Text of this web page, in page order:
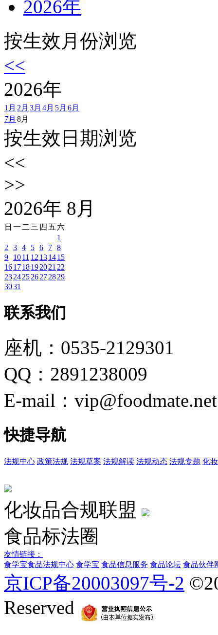
2026年
按生效月份浏览
<<
2026年
1月 2月 3月 4月 5月 6月
7月 8月
按生效日期浏览
<<
>>
2026年 8 月
日 一 二 三 四 五 六
1
2
3 4 5 6 7 8
9
1011 12 131415
161718192021 22
23242526272829
3031
联系我们
座机：0535-2129301
QQ：2891238009
E-mail：vip@foodmate.net
快捷导航
法规中心 政策法规 法规草案 法规解读 法规动态 法规专题 化
化妆品合规联盟
食品标法圈
友情链接：
食学宝食品法规中心 食学宝 食品信息服务 食品论坛 食品伙伴
京ICP备20003097号-2
Reserved